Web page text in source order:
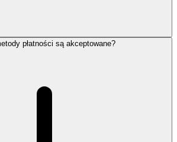
płatności są akceptowane?